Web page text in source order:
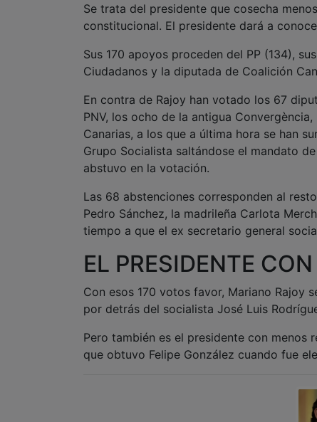
Se trata del presidente que cosecha
constitucional. El presidente dará a
Sus 170 apoyos proceden del PP (134),
Ciudadanos y la diputada de Coalición
En contra de Rajoy han votado los 67
PNV, los ocho de la antigua
Canarias, a los que a última hora se han
Grupo Socialista saltándose el mandato
abstuvo en la votación.
Las 68 abstenciones corresponden al
Pedro Sánchez, la madrileña Carlota
tiempo a que el ex secretario general
EL PRESIDENTE
Con esos 170 votos favor, Mariano Rajoy
por detrás del socialista José Luis
Pero también es el presidente con menos
que obtuvo Felipe González cuando fue